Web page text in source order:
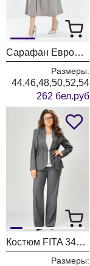
Сарафан ЕвроМода 741 серый + розовая полоска
Размеры:
44,46,48,50,52,54
262 бел.руб
Костюм FITA 3401 графитовый
Размеры: